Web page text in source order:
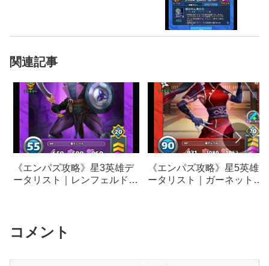
関連記事
《エンパズ攻略》星3英雄デ
ータリスト｜レンフェルド
《エンパズ攻略》星5英雄デ
ータリスト｜ガーネット
コメント